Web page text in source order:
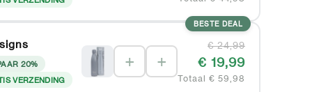
BESTE DEAL
20%
VERZENDING
+ +
€ 24,99
€ 19,99
Totaal € 59,98